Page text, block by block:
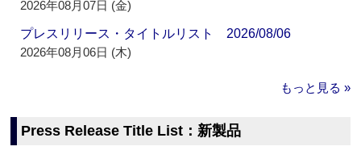
2026年08月07日 (金)
プレスリリース・タイトルリスト 2026/08/06
2026年08月06日 (木)
もっと見る »
Press Release Title List：新製品